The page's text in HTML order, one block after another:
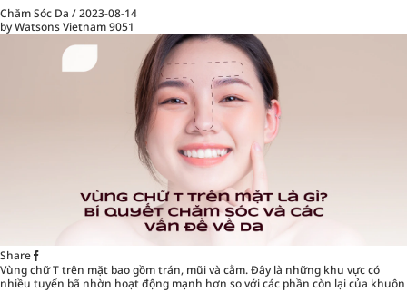
Chăm Sóc Da /2023-08-14
by Watsons Vietnam9051
Share
Vùng chữ T trên mặt bao gồm trán, mũi và cằm. Đây là những khu vực có
nhiều tuyến bã nhờn hoạt động mạnh hơn so với các phần còn lại của khuôn